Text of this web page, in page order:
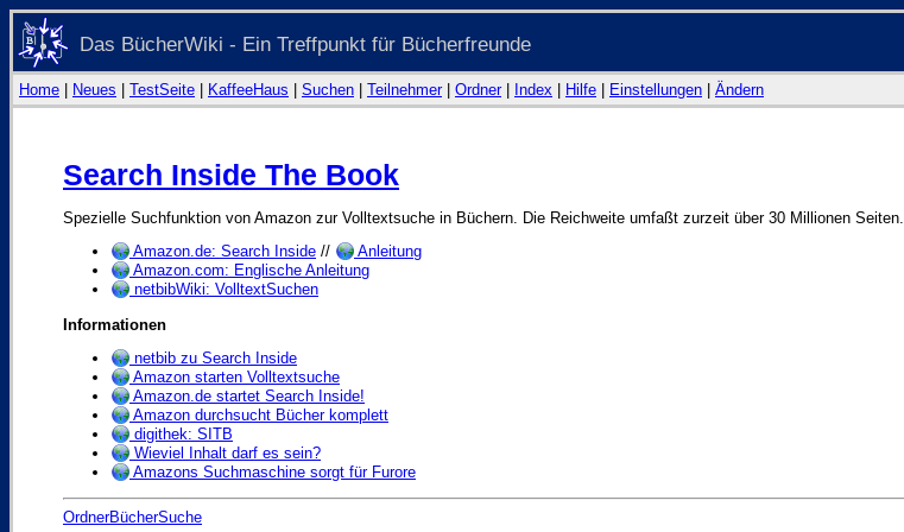
Das BücherWiki - Ein Treffpunkt für Bücherfreunde
Home Neues TestSeite KaffeeHaus Suchen Teilnehmer| Ordner| Index Hilfe Einstellungen Ändern
Search Inside The Book
Spezielle Suchfunktion von Amazon zur Volltextsuche in Büchern. Die Reichweite umfaßt zurzeit über 30 Millionen Seiten.
Amazon.de: Search Inside //
Anleitung
Amazon.com: Englische Anleitung
netbibWiki: VolltextSuchen
Informationen
netbib zu Search Inside
Amazon starten Volltextsuche
Amazon.de startet Search Inside!
Amazon durchsucht Bücher komplett
digithek: SITB
Wieviel Inhalt darf es sein?
Amazons Suchmaschine sorgt für Furore
OrdnerBücherSuche